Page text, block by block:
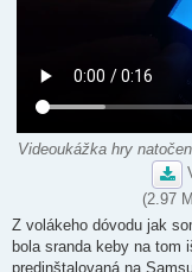
Videoukážka hry
(2.97
Z volákeho dóvodu jak
bola sranda keby na tom
predinštalovaná na